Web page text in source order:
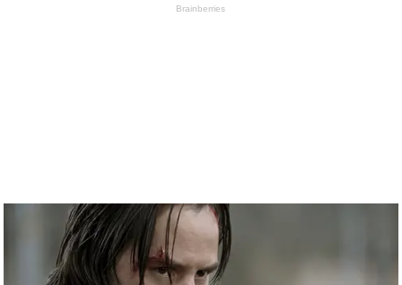
Brainberries